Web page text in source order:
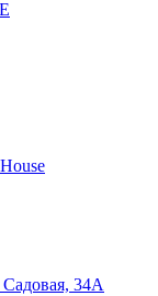
Садовая, 34А